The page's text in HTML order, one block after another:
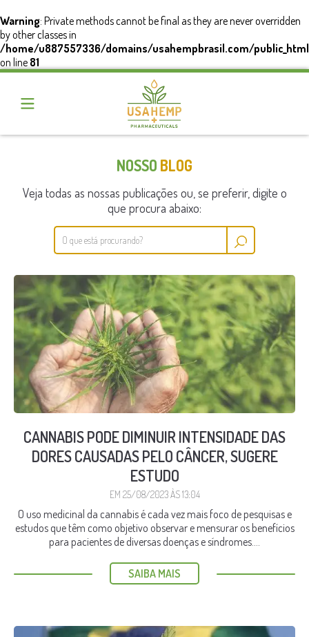
Warning: Private methods cannot be final as they are never overridden
by other classes in
/home/u887557336/domains/usahempbrasil.com/
on line 81
NOSSO BLOG
Veja todas as nossas publicações ou, se preferir, digite o
que procura abaixo:
CANNABIS PODE DIMINUIR INTENSIDADE DAS
DORES CAUSADAS PELO CÂNCER, SUGERE
ESTUDO
EM 25/08/2023 ÀS 13:04
O uso medicinal da cannabis é cada vez mais foco de pesquisas e
estudos que têm como objetivo observar e mensurar os benefícios
para pacientes de diversas doenças e síndromes....
SAIBA MAIS